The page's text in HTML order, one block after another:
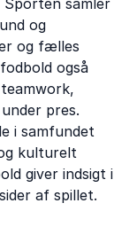
samler
og
og fælles
også
pres.
i samfundet
kulturelt
giver indsigt i
af spillet.